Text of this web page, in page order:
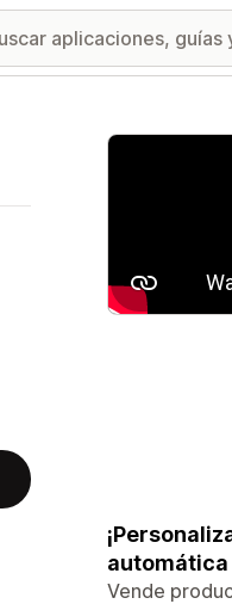
Galería de
Vende